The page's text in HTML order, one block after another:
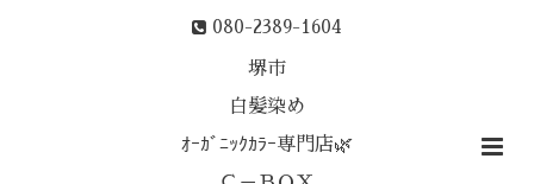
080-2389-1604
堺市
白髪染め
ｵｰｶﾞﾆｯｸｶﾗｰ専門店🌿